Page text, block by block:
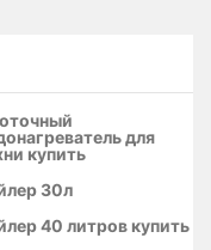
для
купить
30л
40 литров купить